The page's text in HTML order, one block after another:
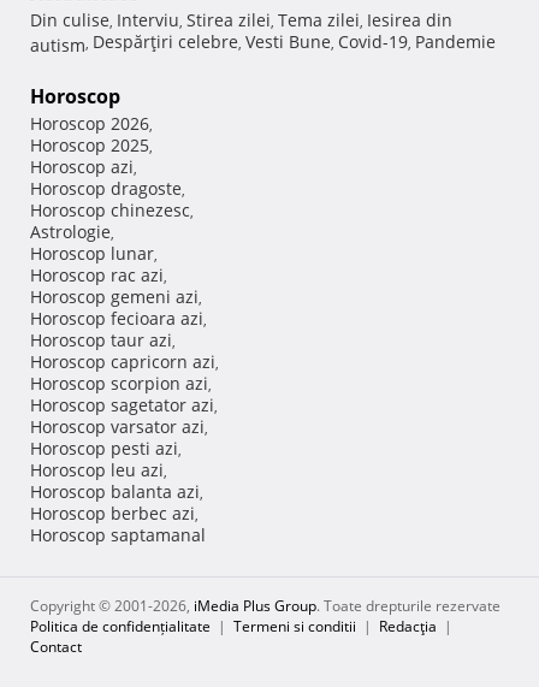
Din culise, Interviu, Stirea zilei, Tema zilei, Iesirea din
autism, Despărţiri celebre, Vesti Bune, Covid-19, Pandemie
Horoscop
Horoscop 2026,
Horoscop 2025,
Horoscop azi,
Horoscop dragoste,
Horoscop chinezesc,
Astrologie,
Horoscop lunar,
Horoscop rac azi,
Horoscop gemeni azi,
Horoscop fecioara azi,
Horoscop taur azi,
Horoscop capricorn azi,
Horoscop scorpion azi,
Horoscop sagetator azi,
Horoscop varsator azi,
Horoscop pesti azi,
Horoscop leu azi,
Horoscop balanta azi,
Horoscop berbec azi,
Horoscop saptamanal
Copyright © 2001-2026, iMedia Plus Group. Toate drepturile rezervate
Politica de confidențialitate | Termeni si conditii | Redacţia |
Contact